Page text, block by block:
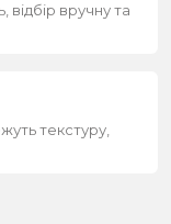
вручну та
текстуру,